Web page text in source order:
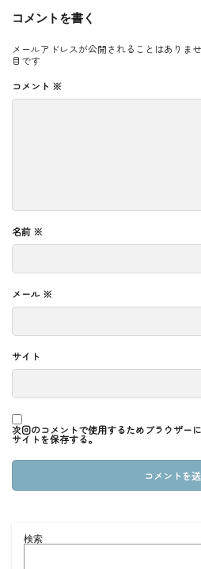
コメントを書く
メールアドレスが公開されることはありませ
目です
コメント ※
名前 ※
メール ※
サイト
次回のコメントで使用するためブラウザー
サイトを保存する。
検索